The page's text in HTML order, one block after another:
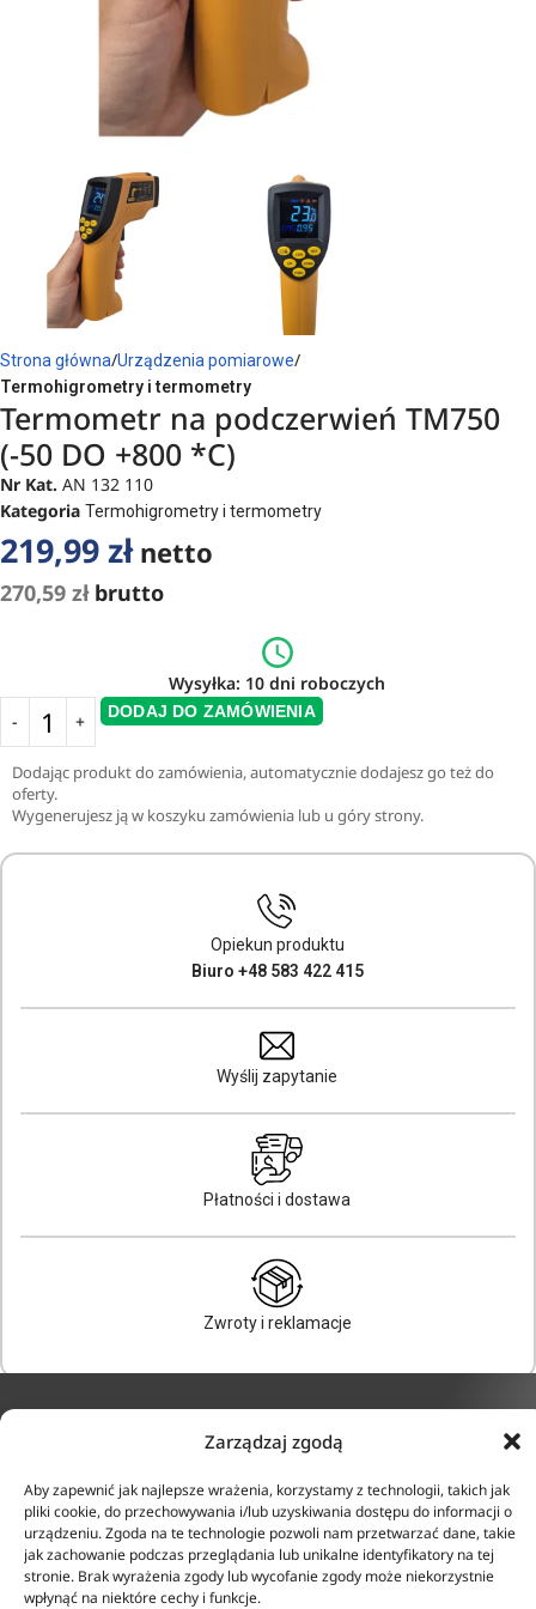
Zarządzaj zgodą
Aby zapewnić jak najlepsze wrażenia, korzystamy z technologii, takich jak
pliki cookie, do przechowywania i/lub uzyskiwania dostępu do informacji o
urządzeniu. Zgoda na te technologie pozwoli nam przetwarzać dane, takie
jak zachowanie podczas przeglądania lub unikalne identyfikatory na tej
stronie. Brak wyrażenia zgody lub wycofanie zgody może niekorzystnie
wpłynąć na niektóre cechy i funkcje.
Strona główna Urządzenia pomiarowe
Termohigrometry i termometry
Termometr na podczerwień TM750
(-50 DO +800 *C)
Nr Kat. AN 132 110
Kategoria Termohigrometry i termometry
219,99złnetto
270,59 złbrutto
Wysyłka: 10 dni roboczych
DODAJ DO ZAMÓWIENIA
Dodając produkt do zamówienia, automatycznie dodajesz go też do
oferty.
Wygenerujesz ją w koszyku zamówienia lub u góry strony.
Opiekun produktu
Biuro +48 583 422 415
Wyślij zapytanie
Płatności i dostawa
Zwroty i reklamacje
ul. Tarcice 11, 80-718
Gdańsk
+48 58 342 24 15
Biuro czynne w godzinach
8:00-16:00
O firmie
Regulamin
Polityka prywatności
Płatność i dostawa